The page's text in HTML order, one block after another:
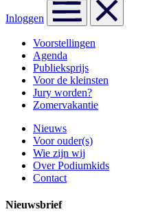
Inloggen
Voorstellingen
Agenda
Publieksprijs
Voor de kleinsten
Jury worden?
Zomervakantie
Nieuws
Voor ouder(s)
Wie zijn wij
Over Podiumkids
Contact
Nieuwsbrief